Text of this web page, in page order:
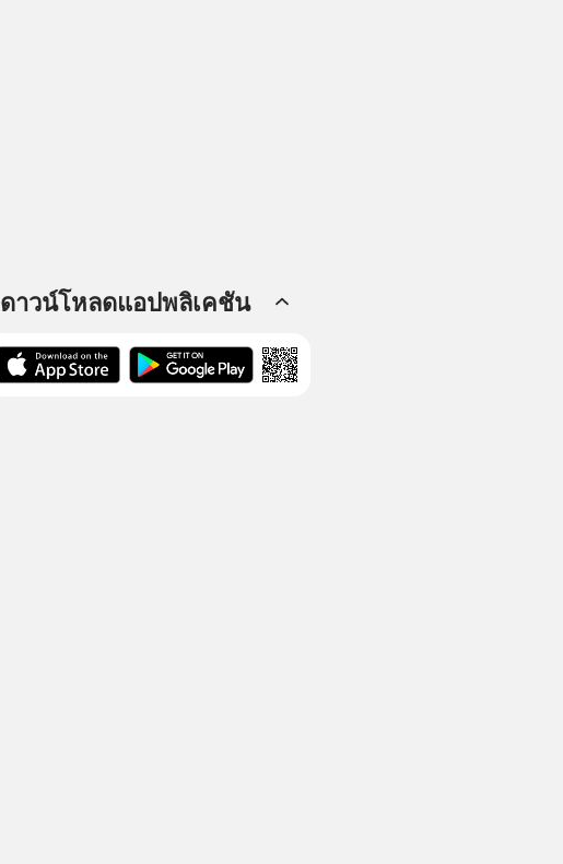
ดาวน์โหลดแอปพลิเคชัน